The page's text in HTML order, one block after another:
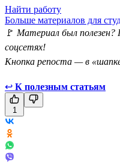
Найти работу
Больше материалов для
🚩 Материал был полезен?
соцсетях!
Кнопка репоста — в
↩ К полезным статьям
1